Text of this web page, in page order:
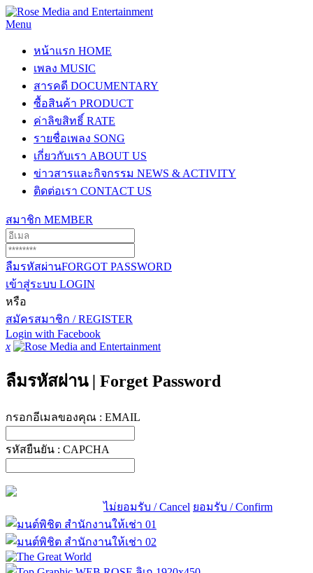
Menu
หน้าแรก HOME
เพลง MUSIC
สารคดี DOCUMENTARY
ซื้อสินค้า PRODUCT
ค่าลิขสิทธิ์ RATE
รายชื่อเพลง SONG
เกี่ยวกับเรา ABOUT US
ข่าวสารและกิจกรรม NEWS & ACTIVITY
ติดต่อเรา CONTACT US
สมาชิก MEMBER
ลืมรหัสผ่านFORGOT PASSWORD
เข้าสู่ระบบ LOGIN
หรือ
สมัครสมาชิก / REGISTER
Login with Facebook
x
ลืมรหัสผ่าน | Forget Password
กรอกอีเมลของคุณ : EMAIL
รหัสยืนยัน : CAPCHA
ไม่ยอมรับ / Cancel ยอมรับ / Confirm